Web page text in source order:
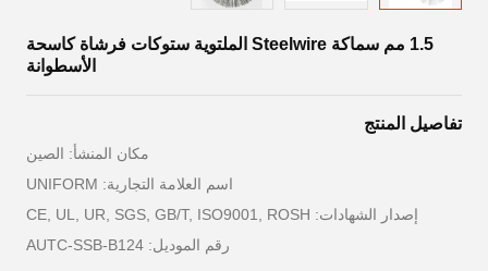
1.5 مم سماكة Steelwire الملتوية ستوكات فرشاة كاسحة
الأسطوانة
تفاصيل المنتج
مكان المنشأ: الصين
اسم العلامة التجارية: UNIFORM
إصدار الشهادات: CE, UL, UR, SGS, GB/T, ISO9001, ROSH
رقم الموديل: AUTC-SSB-B124